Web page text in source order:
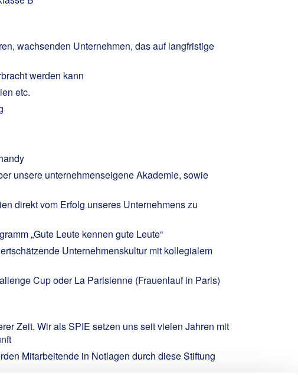
wachsenden Unternehmen, das auf langfristige
werden kann
etc.
unsere unternehmenseigene Akademie, sowie
direkt vom Erfolg unseres Unternehmens zu
„Gute Leute kennen gute Leute“
Unternehmenskultur mit kollegialem
Cup oder La Parisienne (Frauenlauf in Paris)
Zeit. Wir als SPIE setzen uns seit vielen Jahren mit
Mitarbeitende in Notlagen durch diese Stiftung